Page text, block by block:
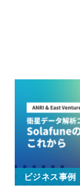
ビジネス事例